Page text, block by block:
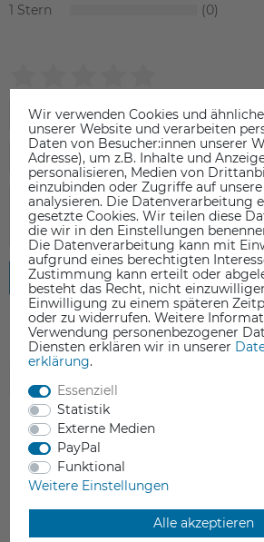
1
0
Rezension senden
Wir verwenden Cookies und
unserer Website und verarbeiten
Daten von Besucher:innen unserer
Adresse), um z.B. Inhalte und
personalisieren, Medien von
einzubinden oder Zugriffe auf
analysieren. Die Datenverarbeitung
gesetzte Cookies. Wir teilen diese
die wir in den Einstellungen
Die Datenverarbeitung kann mit
aufgrund eines berechtigten
Zustimmung kann erteilt oder
besteht das Recht, nicht
Einwilligung zu einem späteren
oder zu widerrufen. Weitere
Verwendung personenbezogener
Diensten erklären wir in unserer
erklärung.
Essenziell
Statistik
Externe Medien
PayPal
Funktional
Weitere Einstellungen
Alle akzeptieren